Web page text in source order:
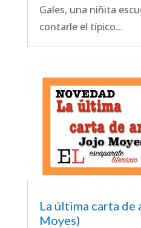
Gales, una niñita
contarle el típico...
La última carta de
Moyes)